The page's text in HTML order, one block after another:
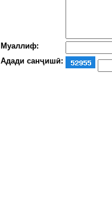
Муаллиф:
Адади санҷишӣ: